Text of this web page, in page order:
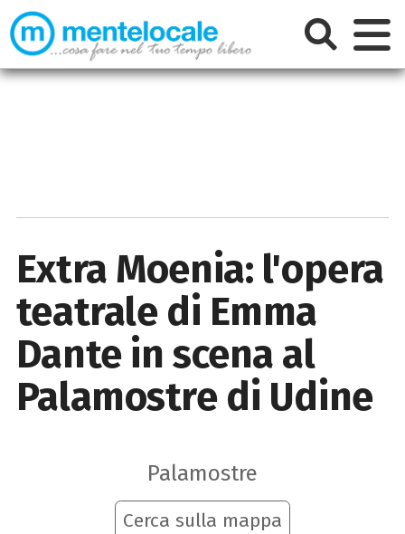
Extra Moenia: l'opera
teatrale di Emma
Dante in scena al
Palamostre di Udine
Palamostre
Cerca sulla mappa